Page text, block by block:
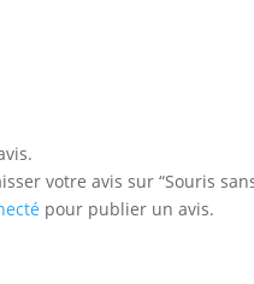
votre avis sur “Souris
pour publier un avis.